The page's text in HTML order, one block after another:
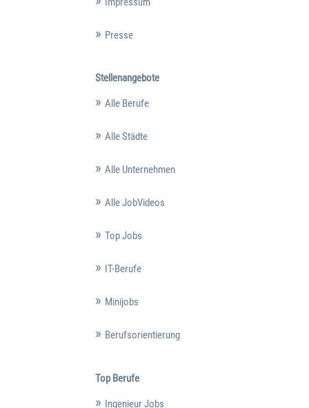
Presse
Stellenangebote
Alle Berufe
Alle Städte
Alle Unternehmen
Alle JobVideos
Top Jobs
IT-Berufe
Minijobs
Berufsorientierung
Top Berufe
Ingenieur Jobs